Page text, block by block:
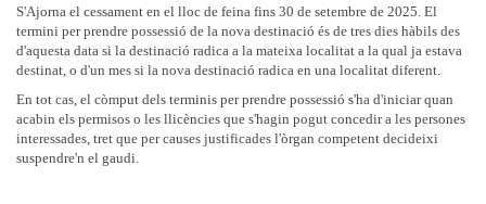
S'Ajorna el cessament en el lloc de feina fins 30 de setembre de 2025. El
termini per prendre possessió de la nova destinació és de tres dies hàbils des
d'aquesta data si la destinació radica a la mateixa localitat a la qual ja estava
destinat, o d'un mes si la nova destinació radica en una localitat diferent.
En tot cas, el còmput dels terminis per prendre possessió s'ha d'iniciar quan
acabin els permisos o les llicències que s'hagin pogut concedir a les persones
interessades, tret que per causes justificades l'òrgan competent decideixi
suspendre'n el gaudi.